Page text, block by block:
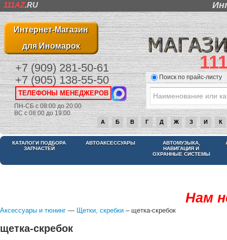
111AZ.RU
Интернет-Магазин
для Иномарок
+7 (909) 281-50-61
+7 (905) 138-55-50
ТЕЛЕФОНЫ МЕНЕДЖЕРОВ
ПН-СБ с 08:00 до 20:00
ВС с 08:00 до 19:00
Поиск по прайс-листу
А Б В Г Д Ж З И К
КАТАЛОГИ ПОДБОРА
ЗАПЧАСТЕЙ
АВТОАКСЕССУАРЫ
АВТОМУЗЫКА,
НАВИГАЦИЯ И
ОХРАННЫЕ СИСТЕМЫ
Нам
Аксессуары и тюнинг — Щетки, скребки – щетка-скребок
щетка-скребок